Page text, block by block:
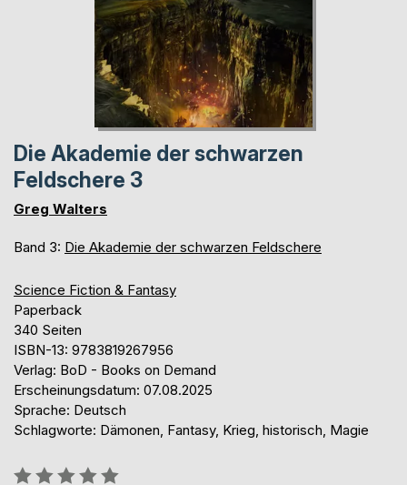
Die Akademie der schwarzen
Feldschere 3
Greg Walters
Band 3: Die Akademie der schwarzen Feldschere
Science Fiction & Fantasy
Paperback
340 Seiten
ISBN-13: 9783819267956
Verlag: BoD - Books on Demand
Erscheinungsdatum: 07.08.2025
Sprache: Deutsch
Schlagworte: Dämonen, Fantasy, Krieg, historisch, Magie
Bewertung::